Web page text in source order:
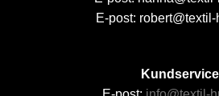
E-post:
Kundservice